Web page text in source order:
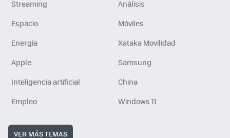
Streaming
Análisis
Espacio
Móviles
Energía
Xataka Movilidad
Apple
Samsung
Inteligencia artificial
China
Empleo
Windows 11
VER MÁS TEMAS